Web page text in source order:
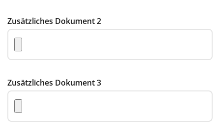
Zusätzliches Dokument 2
Zusätzliches Dokument 3